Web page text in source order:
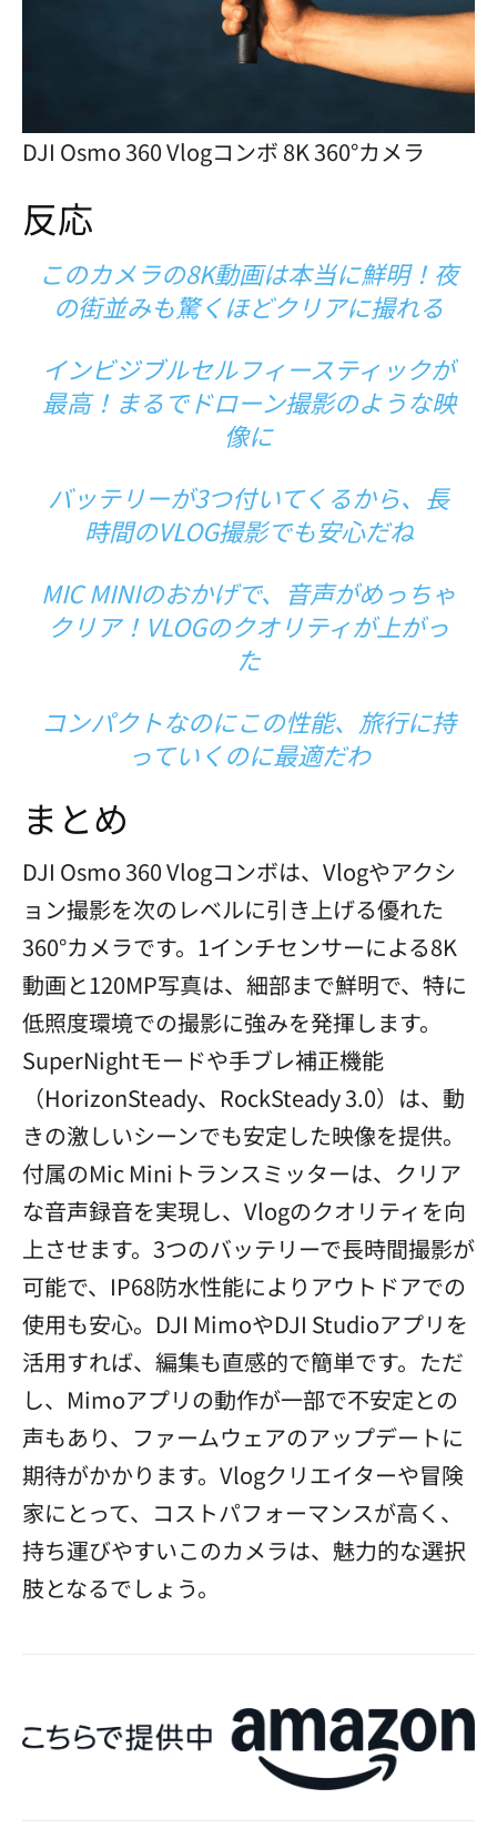
DJI Osmo 360 Vlogコンボ 8K 360°カメラ
反応
このカメラの8K動画は本当に鮮明！夜
の街並みも驚くほどクリアに撮れる
インビジブルセルフィースティックが
最高！まるでドローン撮影のような映
像に
バッテリーが3つ付いてくるから、長
時間のVLOG撮影でも安心だね
MIC MINIのおかげで、音声がめっちゃ
クリア！VLOGのクオリティが上がっ
た
コンパクトなのにこの性能、旅行に持
っていくのに最適だわ
まとめ
DJI Osmo 360 Vlogコンボは、Vlogやアクシ
ョン撮影を次のレベルに引き上げる優れた
360°カメラです。1インチセンサーによる8K
動画と120MP写真は、細部まで鮮明で、特に
低照度環境での撮影に強みを発揮します。
SuperNightモードや手ブレ補正機能
（HorizonSteady、RockSteady 3.0）は、動
きの激しいシーンでも安定した映像を提供。
付属のMic Miniトランスミッターは、クリア
な音声録音を実現し、Vlogのクオリティを向
上させます。3つのバッテリーで長時間撮影が
可能で、IP68防水性能によりアウトドアでの
使用も安心。DJI MimoやDJI Studioアプリを
活用すれば、編集も直感的で簡単です。ただ
し、Mimoアプリの動作が一部で不安定との
声もあり、ファームウェアのアップデートに
期待がかかります。Vlogクリエイターや冒険
家にとって、コストパフォーマンスが高く、
持ち運びやすいこのカメラは、魅力的な選択
肢となるでしょう。